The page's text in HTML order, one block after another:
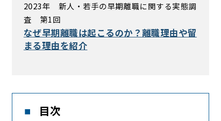
2023年 新人・若手の早期離職に関する実態調
査 第1回
なぜ早期離職は起こるのか？離職理由や留
まる理由を紹介
目次